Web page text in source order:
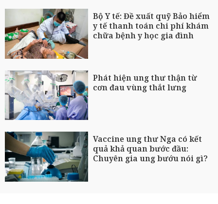
Bộ Y tế: Đề xuất quỹ Bảo hiểm
y tế thanh toán chi phí khám
chữa bệnh y học gia đình
Phát hiện ung thư thận từ
cơn đau vùng thắt lưng
Vaccine ung thư Nga có kết
quả khả quan bước đầu:
Chuyên gia ung bướu nói gì?